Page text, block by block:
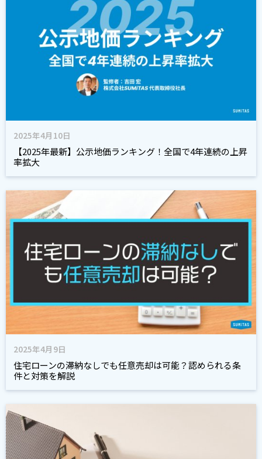
2025年4月10日
【2025年最新】公示地価ランキング！全国で4年連続の上昇
率拡大
2025年4月9日
住宅ローンの滞納なしでも任意売却は可能？認められる条
件と対策を解説